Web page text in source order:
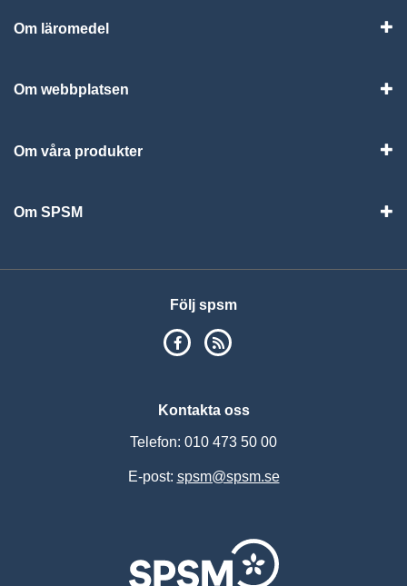
Om läromedel
Om webbplatsen
Om våra produkter
Om SPSM
Följ spsm
SPSM på Facebook
Kontakta oss
Telefon: 010 473 50 00
E-post: spsm@spsm.se